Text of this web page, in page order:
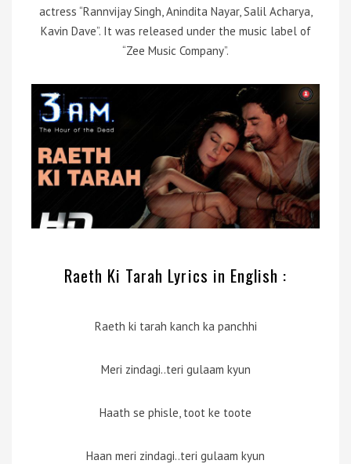
actress “Rannvijay Singh, Anindita Nayar, Salil Acharya,
Kavin Dave”. It was released under the music label of
“Zee Music Company”.
Raeth Ki Tarah Lyrics in English :
Raeth ki tarah kanch ka panchhi
Meri zindagi..teri gulaam kyun
Haath se phisle, toot ke toote
Haan meri zindagi..teri gulaam kyun